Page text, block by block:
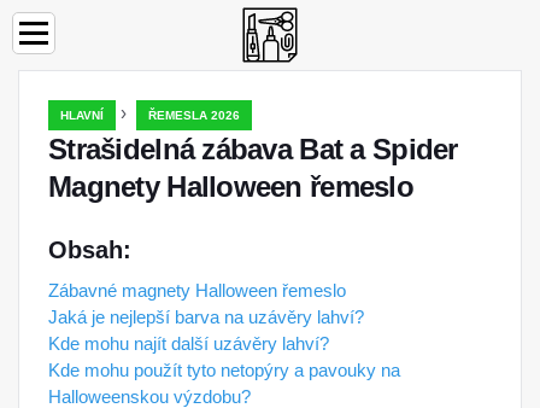
HLAVNÍ › ŘEMESLA 2026
Strašidelná zábava Bat a Spider
Magnety Halloween řemeslo
Obsah:
Zábavné magnety Halloween řemeslo
Jaká je nejlepší barva na uzávěry lahví?
Kde mohu najít další uzávěry lahví?
Kde mohu použít tyto netopýry a pavouky na
Halloweenskou výzdobu?